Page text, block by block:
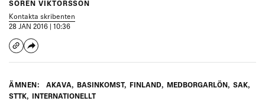
SÖREN VIKTORSSON
Kontakta skribenten
28 JAN 2016 | 10:36
ÄMNEN: AKAVA, BASINKOMST, FINLAND, MEDBORGARLÖN, SAK,
STTK, INTERNATIONELLT